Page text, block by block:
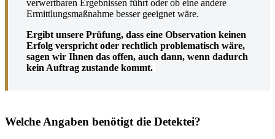
verwertbaren Ergebnissen führt oder ob eine andere
Ermittlungsmaßnahme besser geeignet wäre.
Ergibt unsere Prüfung, dass eine Observation keinen
Erfolg verspricht oder rechtlich problematisch wäre,
sagen wir Ihnen das offen, auch dann, wenn dadurch
kein Auftrag zustande kommt.
Welche Angaben benötigt die Detektei?